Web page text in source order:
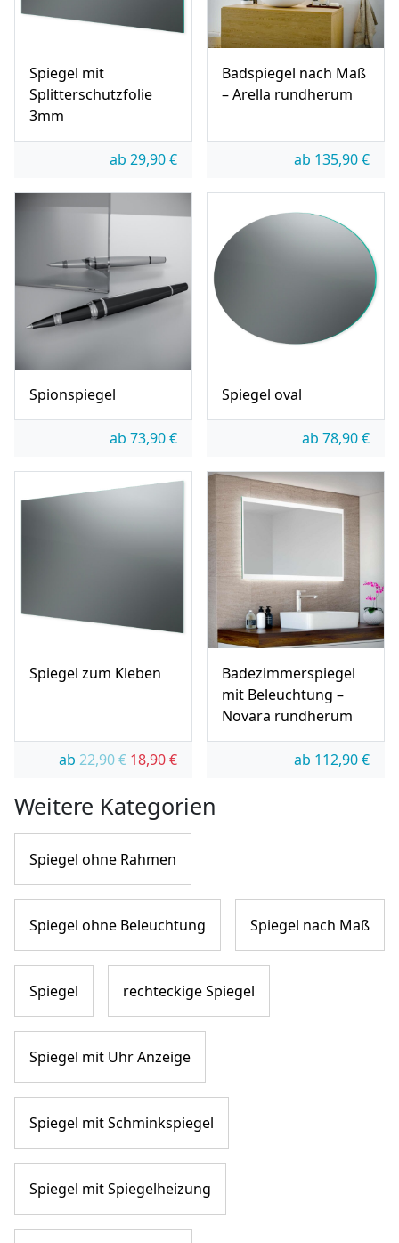
Spiegel mit
Splitterschutzfolie
3mm
ab 29,90€
Badspiegel nach Maß
– Arella rundherum
ab 135,90€
Spionspiegel
ab 73,90€
Spiegel oval
ab 78,90€
Spiegel zum Kleben
ab 22,90€ Ursprünglicher Preis war: 22,90 €
18,90€Aktueller Preis ist: 18,90 €.
Badezimmerspiegel
mit Beleuchtung –
Novara rundherum
ab 112,90€
Weitere Kategorien
Spiegel ohne Rahmen
Spiegel ohne Beleuchtung Spiegel nach Maß
Spiegel rechteckige Spiegel
Spiegel mit Uhr Anzeige
Spiegel mit Schminkspiegel
Spiegel mit Spiegelheizung